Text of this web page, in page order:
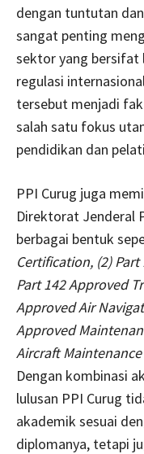
dengan tuntutan
sangat penting
sektor yang bersifat
regulasi
tersebut menjadi
salah satu fokus
pendidikan dan
PPI Curug juga
Direktorat Jenderal
berbagai bentuk
Certification, (2)
Part 142 Approved
Approved Air
Approved
Aircraft
Dengan kombinasi
lulusan PPI Curug
akademik sesuai
diplomanya, tetapi